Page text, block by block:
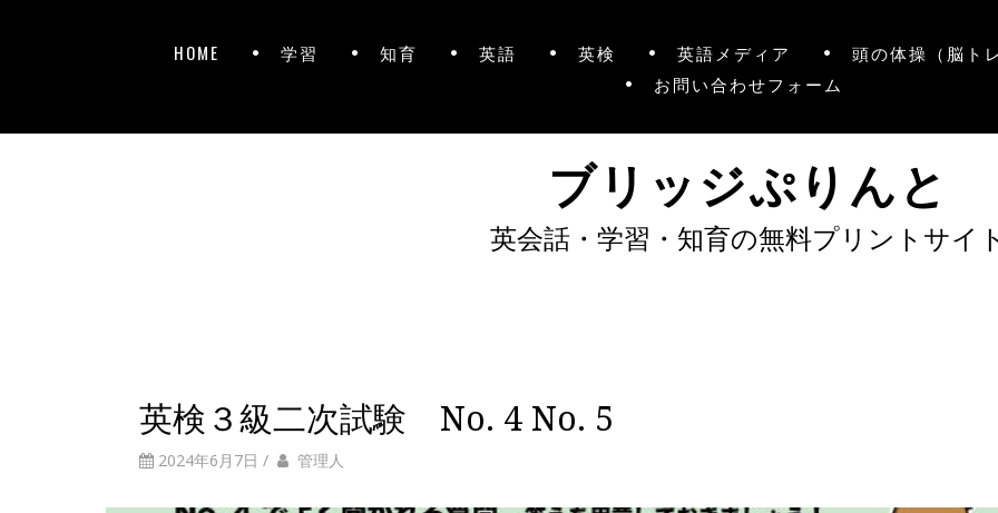
HOME 学習 知育 英語 英検 英語メディア 頭の体操（脳ト
お問い合わせフォーム
ブリッジぷりんと
英会話・学習・知育の無料プリントサイ
英検３級二次試験 No. 4 No. 5
2024年6月7日 / 管理人